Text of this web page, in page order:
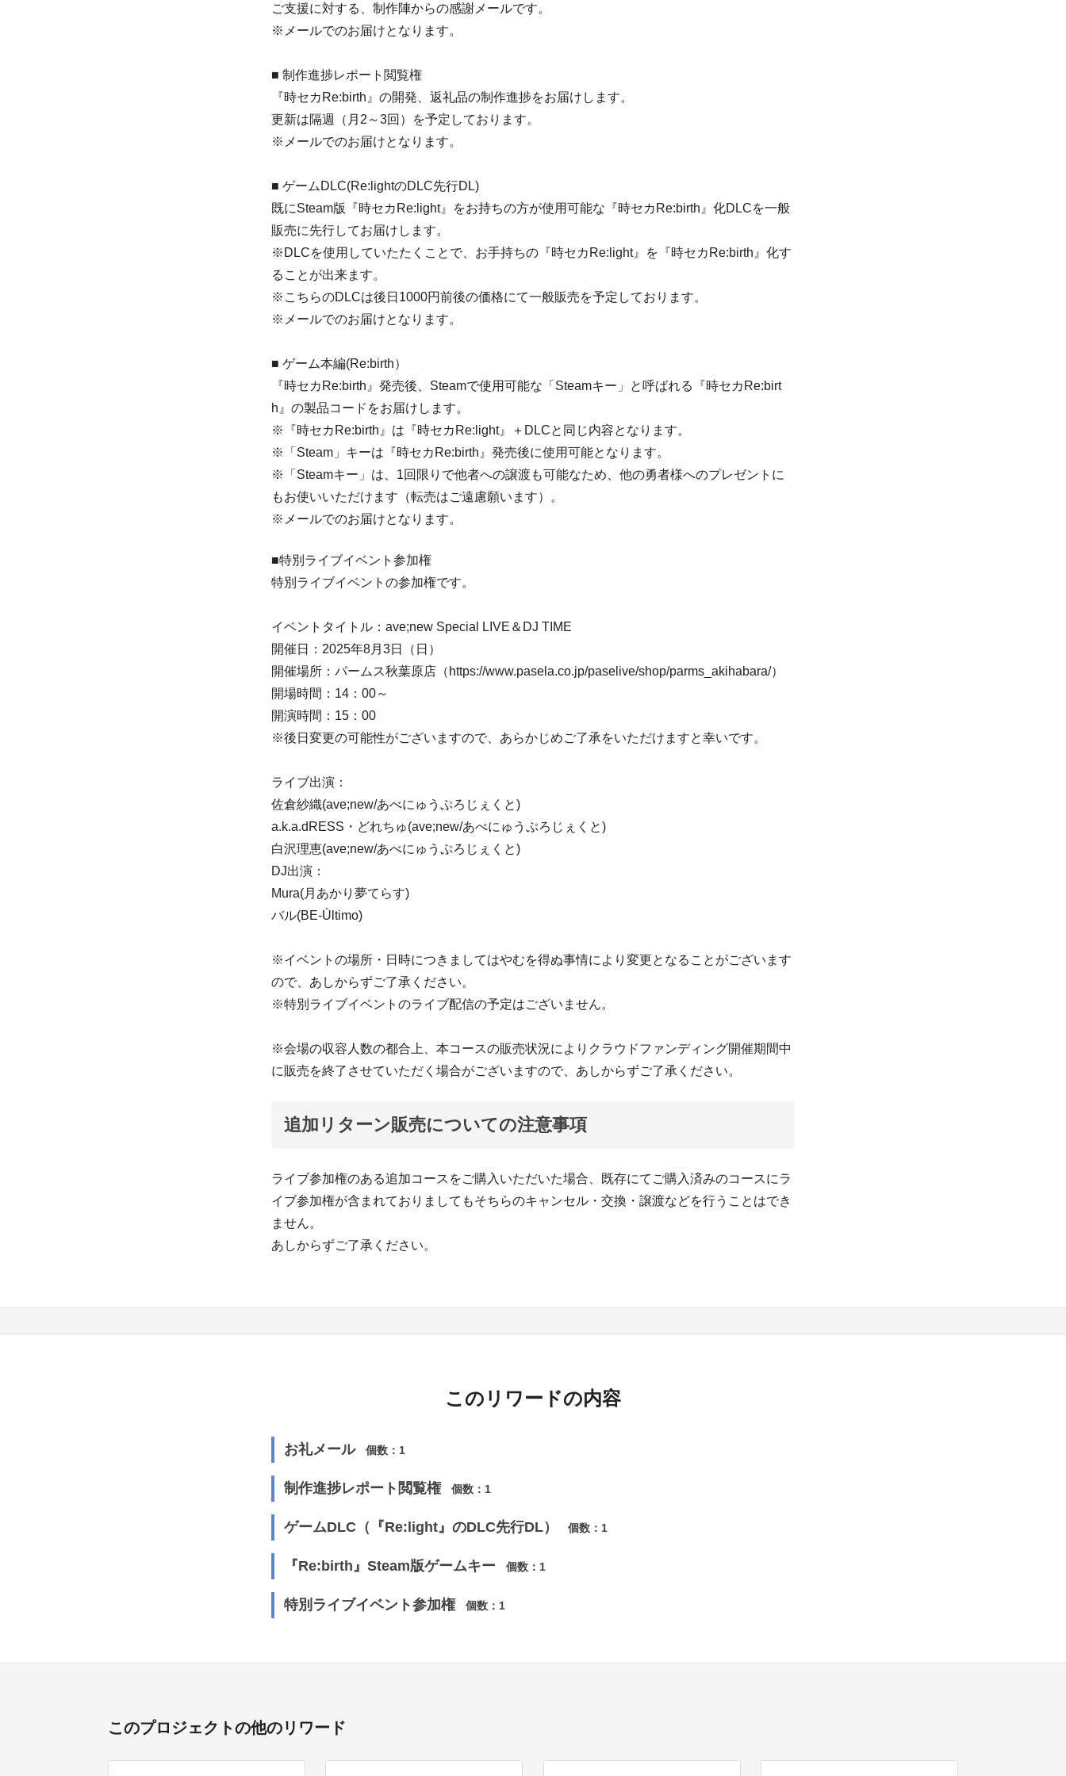
ご支援に対する、制作陣からの感謝メールです。
※メールでのお届けとなります。
■ 制作進捗レポート閲覧権
『時セカRe:birth』の開発、返礼品の制作進捗をお届けします。
更新は隔週（月2～3回）を予定しております。
※メールでのお届けとなります。
■ ゲームDLC(Re:lightのDLC先行DL)
既にSteam版『時セカRe:light』をお持ちの方が使用可能な『時セカRe:birth』化DLCを一般
販売に先行してお届けします。
※DLCを使用していたたくことで、お手持ちの『時セカRe:light』を『時セカRe:birth』化す
ることが出来ます。
※こちらのDLCは後日1000円前後の価格にて一般販売を予定しております。
※メールでのお届けとなります。
■ ゲーム本編(Re:birth）
『時セカRe:birth』発売後、Steamで使用可能な「Steamキー」と呼ばれる『時セカRe:birt
h』の製品コードをお届けします。
※『時セカRe:birth』は『時セカRe:light』＋DLCと同じ内容となります。
※「Steam」キーは『時セカRe:birth』発売後に使用可能となります。
※「Steamキー」は、1回限りで他者への譲渡も可能なため、他の勇者様へのプレゼントに
もお使いいただけます（転売はご遠慮願います）。
※メールでのお届けとなります。
■特別ライブイベント参加権
特別ライブイベントの参加権です。
イベントタイトル：ave;new Special LIVE＆DJ TIME
開催日：2025年8月3日（日）
開催場所：パームス秋葉原店（https://www.pasela.co.jp/paselive/shop/parms_akihabara/）
開場時間：14：00～
開演時間：15：00
※後日変更の可能性がございますので、あらかじめご了承をいただけますと幸いです。
ライブ出演：
佐倉紗織(ave;new/あべにゅうぷろじぇくと)
a.k.a.dRESS・どれちゅ(ave;new/あべにゅうぷろじぇくと)
白沢理恵(ave;new/あべにゅうぷろじぇくと)
DJ出演：
Mura(月あかり夢てらす)
バル(BE-Último)
※イベントの場所・日時につきましてはやむを得ぬ事情により変更となることがございます
ので、あしからずご了承ください。
※特別ライブイベントのライブ配信の予定はございません。
※会場の収容人数の都合上、本コースの販売状況によりクラウドファンディング開催期間中
に販売を終了させていただく場合がございますので、あしからずご了承ください。
追加リターン販売についての注意事項
ライブ参加権のある追加コースをご購入いただいた場合、既存にてご購入済みのコースにラ
イブ参加権が含まれておりましてもそちらのキャンセル・交換・譲渡などを行うことはでき
ません。
あしからずご了承ください。
このリワードの内容
お礼メール 個数： 1
制作進捗レポート閲覧権 個数： 1
ゲームDLC（『Re:light』のDLC先行DL） 個数： 1
『Re:birth』Steam版ゲームキー 個数： 1
特別ライブイベント参加権 個数： 1
このプロジェクトの他のリワード